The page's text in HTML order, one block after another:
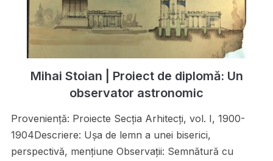
Mihai Stoian | Proiect de diplomă: Un
observator astronomic
Proveniență: Proiecte Secţia Arhitecţi, vol. I, 1900-
1904Descriere: Uşa de lemn a unei biserici,
perspectivă, menţiune Observații: Semnătură cu